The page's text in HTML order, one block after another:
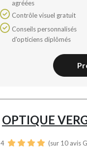
agréées
Contrôle visuel gratuit
d'opticiens diplômés
OPTIQUE
4 (sur 10 avis